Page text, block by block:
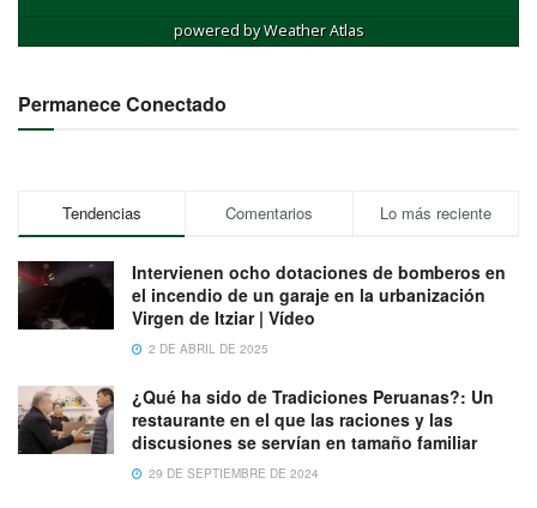
powered byWeather Atlas
Permanece Conectado
Tendencias Comentarios Lo más reciente
Intervienen ocho dotaciones de bomberos en
el incendio de un garaje en la urbanización
Virgen de Itziar | Vídeo
2 DE ABRIL DE 2025
¿Qué ha sido de Tradiciones Peruanas?: Un
restaurante en el que las raciones y las
discusiones se servían en tamaño familiar
29 DE SEPTIEMBRE DE 2024